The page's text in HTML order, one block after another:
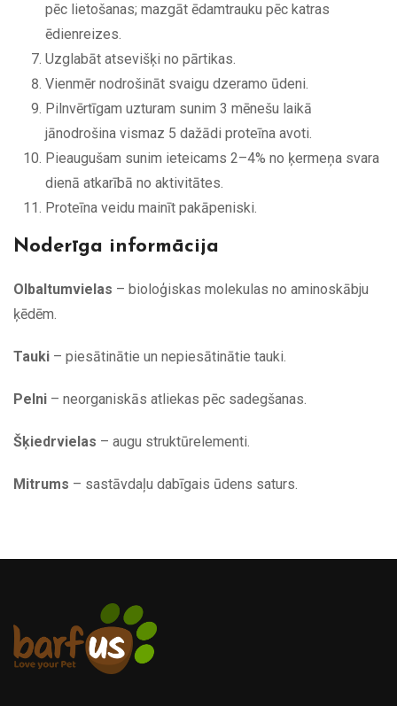
pēc lietošanas; mazgāt ēdamtrauku pēc katras
ēdienreizes.
Uzglabāt atsevišķi no pārtikas.
Vienmēr nodrošināt svaigu dzeramo ūdeni.
Pilnvērtīgam uzturam sunim 3 mēnešu laikā
jānodrošina vismaz 5 dažādi proteīna avoti.
Pieaugušam sunim ieteicams 2–4% no ķermeņa svara
dienā atkarībā no aktivitātes.
Proteīna veidu mainīt pakāpeniski.
Noderīga informācija
Olbaltumvielas – bioloģiskas molekulas no aminoskābju
ķēdēm.
Tauki – piesātinātie un nepiesātinātie tauki.
Pelni – neorganiskās atliekas pēc sadegšanas.
Šķiedrvielas – augu struktūrelementi.
Mitrums – sastāvdaļu dabīgais ūdens saturs.